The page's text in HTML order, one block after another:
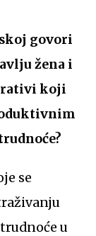
govori
žena i
koji
se
u